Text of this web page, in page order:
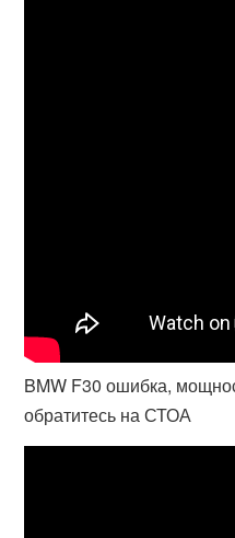
BMW F30 ошибка,
обратитесь на СТОА